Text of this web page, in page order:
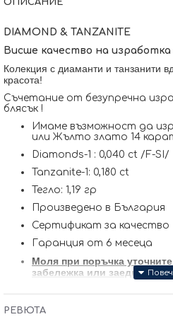
ОПИСАНИЕ
DIAMOND & TANZANITE
Висше качество на
Колекция с диаманти и танзанити
красота!
Съчетание от безупречна
блясък !
Имаме възможност да
или Жълто злато 14
Diamonds-1 : 0,040 ct /F-SI/
Tanzanite-1: 0,180 ct
Тегло: 1,19 гр
Произведено в България
Сертификат за качество
Гаранция от 6 месеца
Моля при поръчка
забележка или заедно с
Трейд !
РЕВЮТА